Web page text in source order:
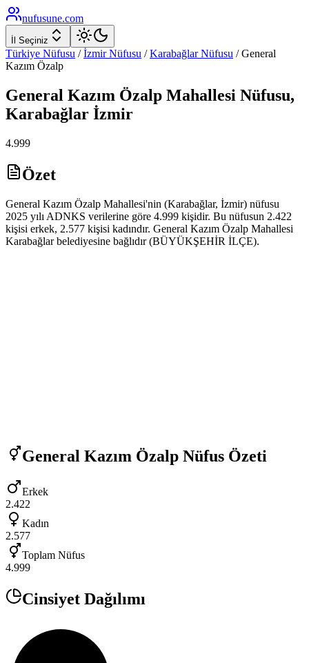
nufusune.com
İl Seçiniz
Türkiye Nüfusu / İzmirNüfusu / KarabağlarNüfusu /General
Kazım Özalp
General Kazım Özalp Mahallesi Nüfusu,
Karabağlar İzmir
4.999
Özet
General Kazım Özalp Mahallesi'nin (Karabağlar, İzmir) nüfusu
2025 yılı ADNKS verilerine göre 4.999 kişidir. Bu nüfusun 2.422
kişisi erkek, 2.577 kişisi kadındır. General Kazım Özalp Mahallesi
Karabağlar belediyesine bağlıdır (BÜYÜKŞEHİR İLÇE).
General Kazım Özalp Nüfus Özeti
Erkek
2.422
Kadın
2.577
Toplam Nüfus
4.999
Cinsiyet Dağılımı